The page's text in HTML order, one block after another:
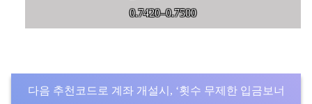
0.7420–0.7500
다음 추천코드로 계좌 개설시, ‘횟수 무제한 입금보너